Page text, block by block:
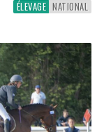
ÉLEVAGE NATIONAL